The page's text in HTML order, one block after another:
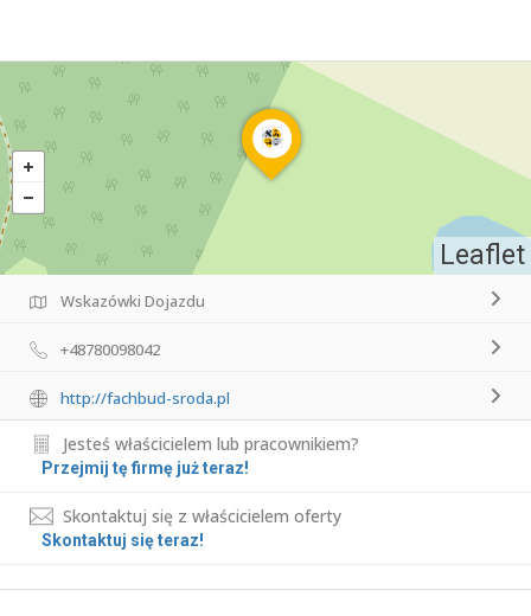
Leaflet
Wskazówki Dojazdu
+48780098042
http://fachbud-sroda.pl
Jesteś właścicielem lub pracownikiem?
Przejmij tę firmę już teraz!
Skontaktuj się z właścicielem oferty
Skontaktuj się teraz!